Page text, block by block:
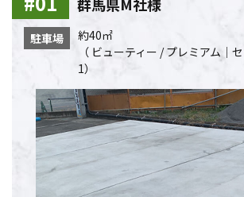
駐車場
約40㎡
（ ビューティー / プレミアム｜
1）